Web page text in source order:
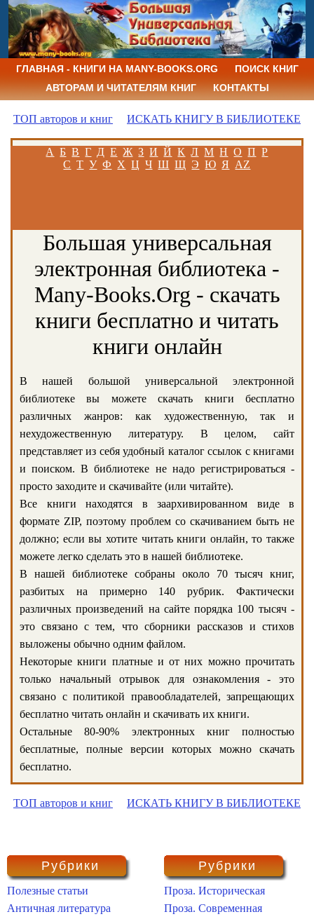
ГЛАВНАЯ - КНИГИ НА MANY-BOOKS.ORG
ПОИСК КНИГ
АВТОРАМ И ЧИТАТЕЛЯМ КНИГ
КОНТАКТЫ
ТОП авторов и книг ИСКАТЬ КНИГУ В БИБЛИОТЕКЕ
А Б В Г Д Е Ж З И Й К Л М Н О П Р
С Т У Ф Х Ц Ч Ш Щ Э Ю Я AZ
Большая универсальная
электронная библиотека -
Many-Books.Org - скачать
книги бесплатно и читать
книги онлайн
В нашей большой универсальной электронной
библиотеке вы можете скачать книги бесплатно
различных жанров: как художественную, так и
нехудожественную литературу. В целом, сайт
представляет из себя удобный каталог ссылок с книгами
и поиском. В библиотеке не надо регистрироваться -
просто заходите и скачивайте (или читайте).
Все книги находятся в заархивированном виде в
формате ZIP, поэтому проблем со скачиванием быть не
должно; если вы хотите читать книги онлайн, то также
можете легко сделать это в нашей библиотеке.
В нашей библиотеке собраны около 70 тысяч книг,
разбитых на примерно 140 рубрик. Фактически
различных произведений на сайте порядка 100 тысяч -
это связано с тем, что сборники рассказов и стихов
выложены обычно одним файлом.
Некоторые книги платные и от них можно прочитать
только начальный отрывок для ознакомления - это
связано с политикой правообладателей, запрещающих
бесплатно читать онлайн и скачивать их книги.
Остальные 80-90% электронных книг полностью
бесплатные, полные версии которых можно скачать
бесплатно.
ТОП авторов и книг ИСКАТЬ КНИГУ В БИБЛИОТЕКЕ
Рубрики
Полезные статьи
Античная литература
Рубрики
Проза. Историческая
Проза. Современная